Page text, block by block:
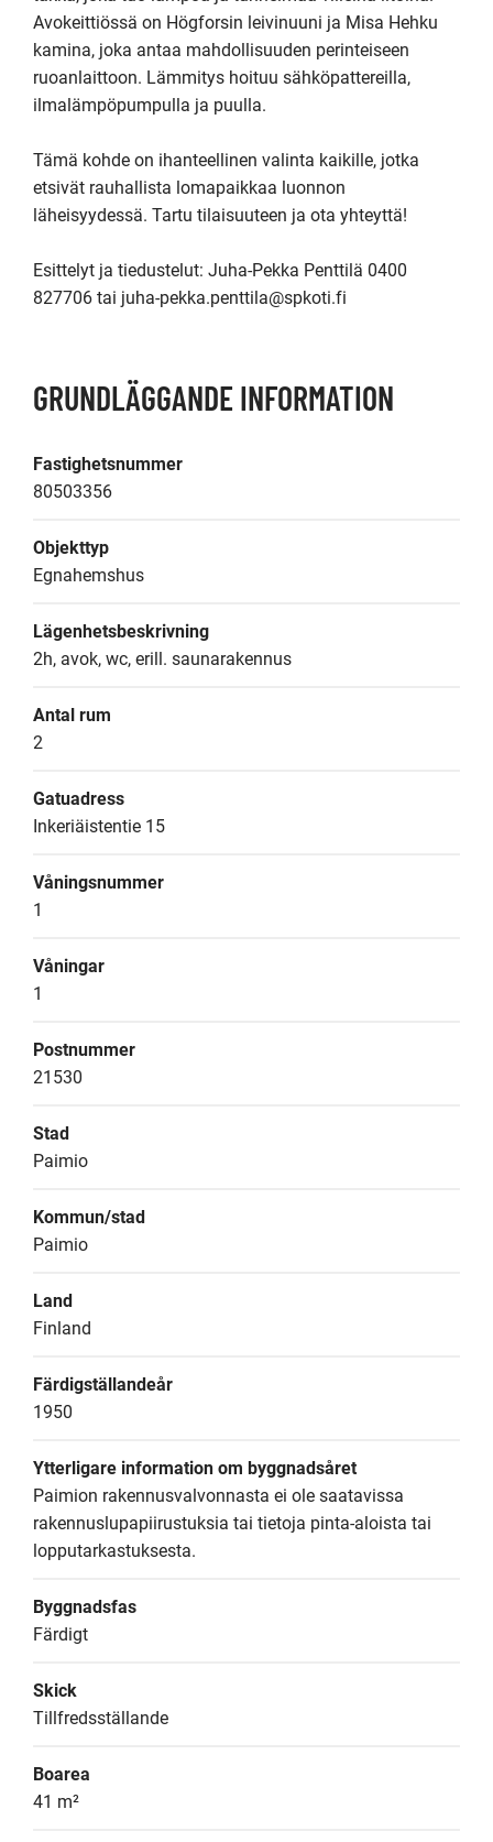
Avokeittiössä on Högforsin leivinuuni ja Misa Hehku
kamina, joka antaa mahdollisuuden perinteiseen
ruoanlaittoon. Lämmitys hoituu sähköpattereilla,
ilmalämpöpumpulla ja puulla.
Tämä kohde on ihanteellinen valinta kaikille, jotka
etsivät rauhallista lomapaikkaa luonnon
läheisyydessä. Tartu tilaisuuteen ja ota yhteyttä!
Esittelyt ja tiedustelut: Juha-Pekka Penttilä 0400
GRUNDLÄGGANDE INFORMATION
Fastighetsnummer
80503356
Objekttyp
Egnahemshus
Lägenhetsbeskrivning
2h, avok, wc, erill. saunarakennus
Antal rum
2
Gatuadress
Inkeriäistentie 15
Våningsnummer
1
Våningar
1
Postnummer
21530
Stad
Paimio
Kommun/stad
Paimio
Land
Finland
Färdigställandeår
1950
Ytterligare information om byggnadsåret
Paimion rakennusvalvonnasta ei ole saatavissa
rakennuslupapiirustuksia tai tietoja pinta-aloista tai
lopputarkastuksesta.
Byggnadsfas
Färdigt
Skick
Tillfredsställande
Boarea
41 m²